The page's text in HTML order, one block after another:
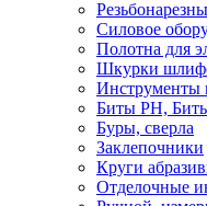
Силовое
Полотна для
Шкурки
Инструменты
Биты PH,
Буры, сверла
Заклепочники
Круги
Отделочные